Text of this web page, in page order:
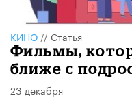
КИНО // Статья
Фильмы,
ближе с
23 декабря